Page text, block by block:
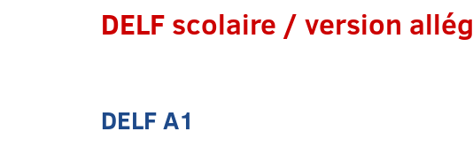
DELF scolaire / version
DELF A1